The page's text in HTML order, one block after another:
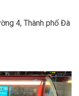
4, Thành phố Đà